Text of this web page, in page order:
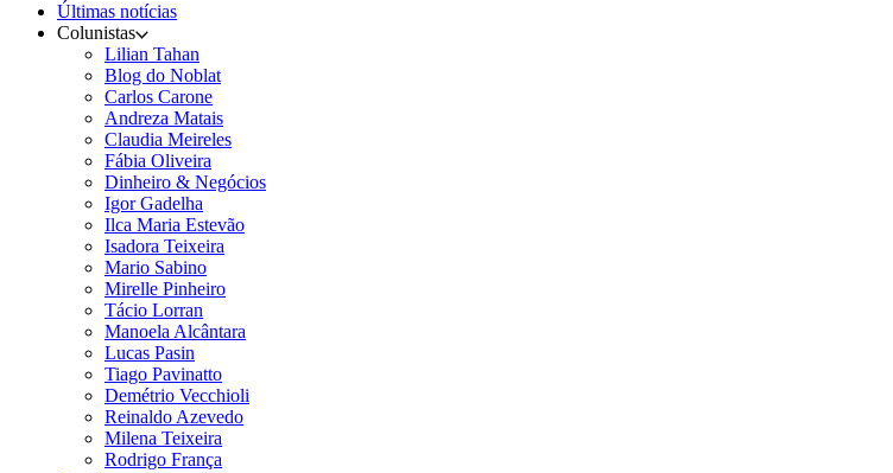
Últimas notícias
Colunistas
Lilian Tahan
Blog do Noblat
Carlos Carone
Andreza Matais
Claudia Meireles
Fábia Oliveira
Dinheiro & Negócios
Igor Gadelha
Ilca Maria Estevão
Isadora Teixeira
Mario Sabino
Mirelle Pinheiro
Tácio Lorran
Manoela Alcântara
Lucas Pasin
Tiago Pavinatto
Demétrio Vecchioli
Reinaldo Azevedo
Milena Teixeira
Rodrigo França